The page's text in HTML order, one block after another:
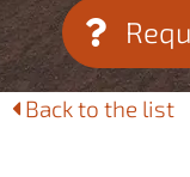
Back to the list